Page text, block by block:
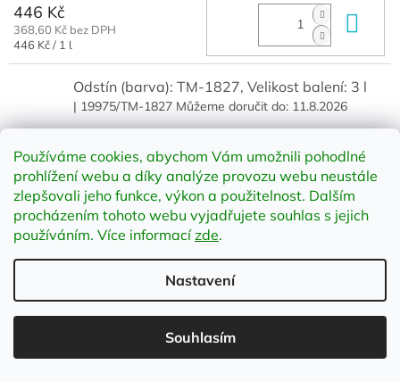
Používáme cookies, abychom Vám umožnili pohodlné
prohlížení webu a díky analýze provozu webu neustále
zlepšovali jeho funkce, výkon a použitelnost. Dalším
procházením tohoto webu vyjadřujete souhlas s jejich
používáním. Více informacízde.
Nastavení
Souhlasím
446 Kč
368,60 Kč bez DPH
Měrná
446 Kč / 1 l
Odstín (barva): TM-1827, Velikost balení: 3 l
| 19975/TM-1827 Můžeme doručit do: 11.8.2026
1 268 Kč
1 047,93 Kč bez DPH
Odstín (barva): TM-1827, Velikost balení: 10 l
| 20287/TM-1827Můžeme doručit do:
2 836,36 Kč bez DPH